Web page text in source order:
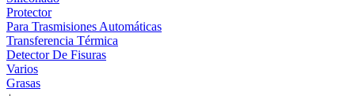
Protector
Para Trasmisiones Automáticas
Transferencia Térmica
Detector De Fisuras
Varios
Grasas